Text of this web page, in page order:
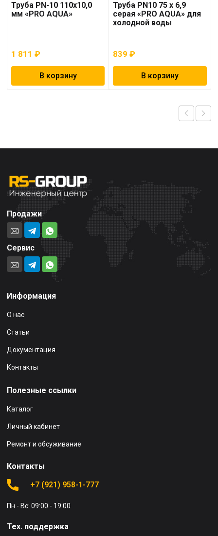
Труба PN-10 110х10,0
мм «PRO AQUA»
1 811 ₽
В корзину
Труба PN10 75 x 6,9
серая «PRO AQUA» для
холодной воды
839₽
В корзину
Продажи
Сервис
Информация
О нас
Статьи
Документация
Контакты
Полезные ссылки
Каталог
Личный кабинет
Ремонт и обсуживание
Контакты
+7 (921) 958-1-777
Пн - Вс: 09:00 - 19:00
Тех. поддержка